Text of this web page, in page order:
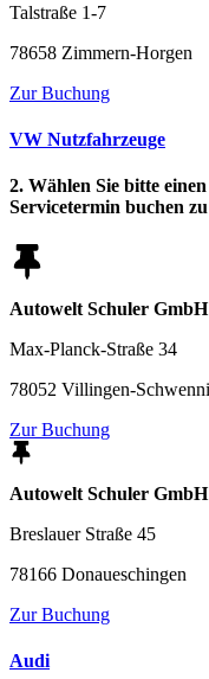
Talstraße 1-7
78658 Zimmern-Horgen
Zur Buchung
VW Nutzfahrzeuge
2. Wählen Sie bitte
Servicetermin buchen
Autowelt Schuler GmbH
Max-Planck-Straße 34
78052 Villingen-
Zur Buchung
Autowelt Schuler GmbH
Breslauer Straße 45
78166 Donaueschingen
Zur Buchung
Audi